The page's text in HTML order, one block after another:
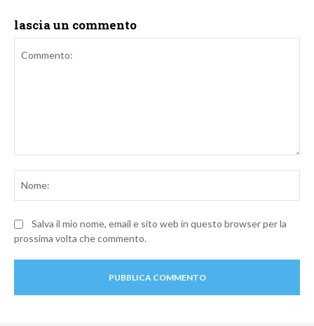
lascia un commento
Salva il mio nome, email e sito web in questo browser per la
prossima volta che commento.